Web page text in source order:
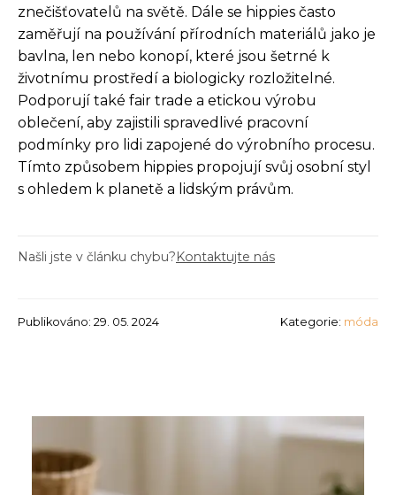
znečišťovatelů na světě. Dále se hippies často
zaměřují na používání přírodních materiálů jako je
bavlna, len nebo konopí, které jsou šetrné k
životnímu prostředí a biologicky rozložitelné.
Podporují také fair trade a etickou výrobu
oblečení, aby zajistili spravedlivé pracovní
podmínky pro lidi zapojené do výrobního procesu.
Tímto způsobem hippies propojují svůj osobní styl
s ohledem k planetě a lidským právům.
Našli jste v článku chybu?Kontaktujte nás
Publikováno: 29. 05. 2024 Kategorie: móda